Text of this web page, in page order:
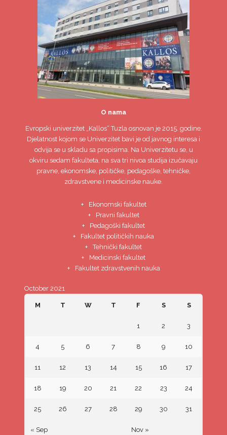
O nama
Evropski univerzitet„Kallos“ Tuzla osnovan je 2015. godine.
Djelatnost kojom se Univerzitet bavi je od javnog interesa i
odvija se u skladu sa propisima. Na Univerzitetu se, u
okviru sedam fakulteta, na sva tri nivoa studija izučavaju
pravne, ekonomske, političke, pedagoške, tehničke,
zdravstvene i medicinske nauke.
Ekonomski fakultet
Pravni fakultet
Pedagoški fakultet
Fakultet političkih nauka
Tehnički fakultet
Medicinski fakultet
Fakultet zdravstvenih nauka
October 2021
M T W T F S S
« Sep Nov »
1 2 3
4 5 6 7 8 9 10
11 12 13 14 15 16 17
18 19 20 21 22 23 24
25 26 27 28 29 30 31